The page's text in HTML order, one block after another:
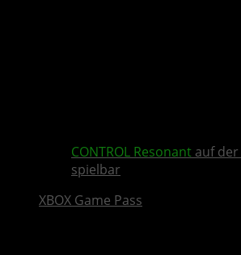
CONTROL Resonant auf der
spielbar
XBOX Game Pass